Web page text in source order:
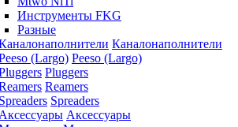
Инструменты FKG
Разные
Каналонаполнители
Peeso (Largo)
Pluggers
Reamers
Spreaders
Аксессуары